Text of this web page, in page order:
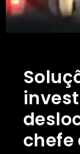
chefe